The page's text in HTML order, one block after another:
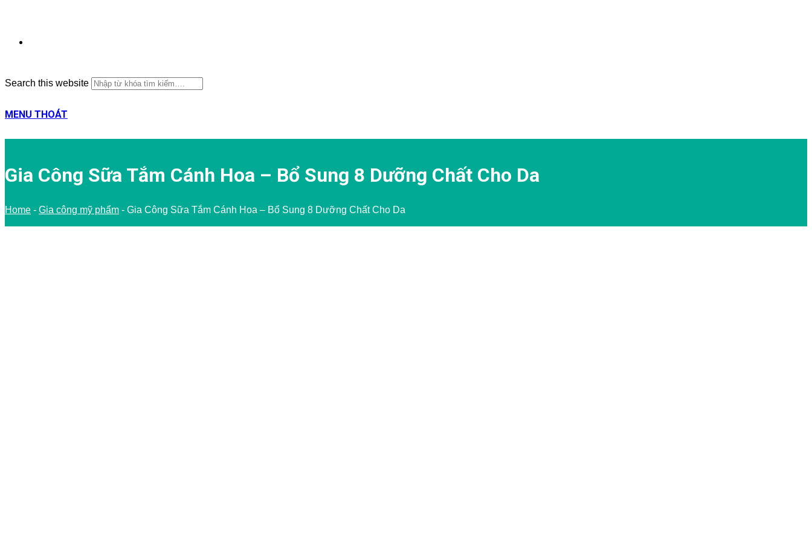
Search this website
MENU THOÁT
Gia Công Sữa Tắm Cánh Hoa – Bổ Sung 8 Dưỡng Chất Cho Da
Home - Gia công mỹ phẩm - Gia Công Sữa Tắm Cánh Hoa – Bổ Sung 8 Dưỡng Chất Cho Da